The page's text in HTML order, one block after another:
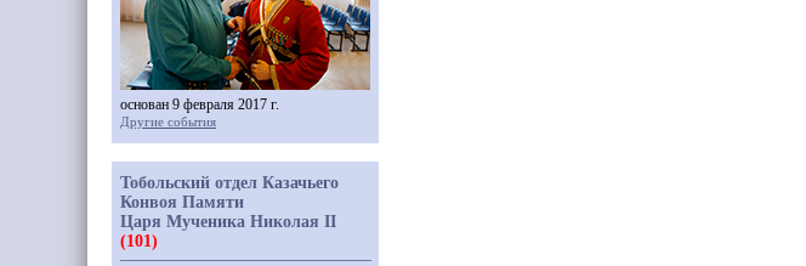
основан 9 февраля 2017 г.
Другие события
Тобольский отдел Казачьего
Конвоя Памяти
Царя Мученика Николая II
(101)